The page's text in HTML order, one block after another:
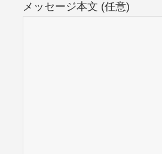
メッセージ本文 (任意)